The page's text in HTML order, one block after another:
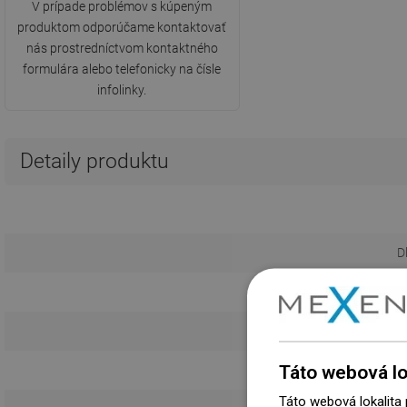
V prípade problémov s kúpeným
produktom odporúčame kontaktovať
nás prostredníctvom kontaktného
formulára alebo telefonicky na čísle
infolinky.
Detaily produktu
Táto webová
Táto webová lokalita